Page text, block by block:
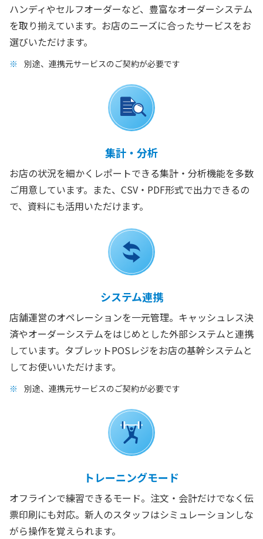
ハンディやセルフオーダーなど、豊富なオーダーシステム
を取り揃えています。お店のニーズに合ったサービスをお
選びいただけます。
別途、連携元サービスのご契約が必要です
集計・分析
お店の状況を細かくレポートできる集計・分析機能を多数
ご用意しています。また、CSV・PDF形式で出力できるの
で、資料にも活用いただけます。
システム連携
店舗運営のオペレーションを一元管理。キャッシュレス決
済やオーダーシステムをはじめとした外部システムと連携
しています。タブレットPOSレジをお店の基幹システムと
してお使いいただけます。
別途、連携元サービスのご契約が必要です
トレーニングモード
オフラインで練習できるモード。注文・会計だけでなく伝
票印刷にも対応。新人のスタッフはシミュレーションしな
がら操作を覚えられます。